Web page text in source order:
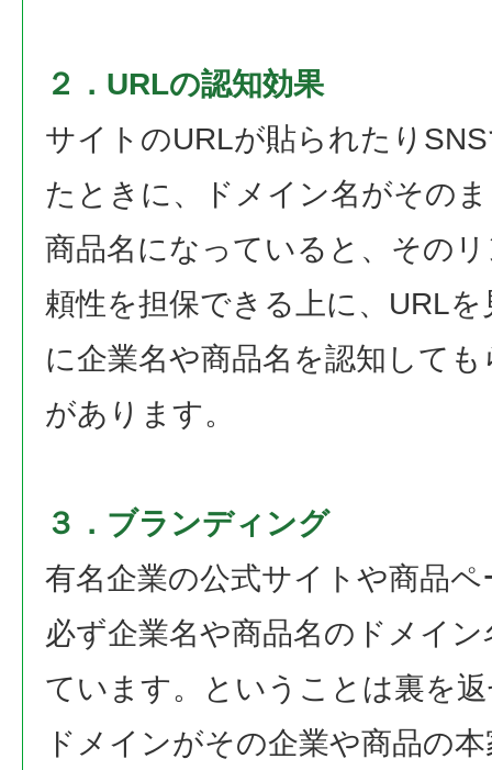
２．URLの認知効果
サイトのURLが貼られたり
たときに、ドメイン名がその
商品名になっていると、その
頼性を担保できる上に、URLを
に企業名や商品名を認知して
があります。
３．ブランディング
有名企業の公式サイトや商品
必ず企業名や商品名のドメイ
ています。ということは裏を
ドメインがその企業や商品の